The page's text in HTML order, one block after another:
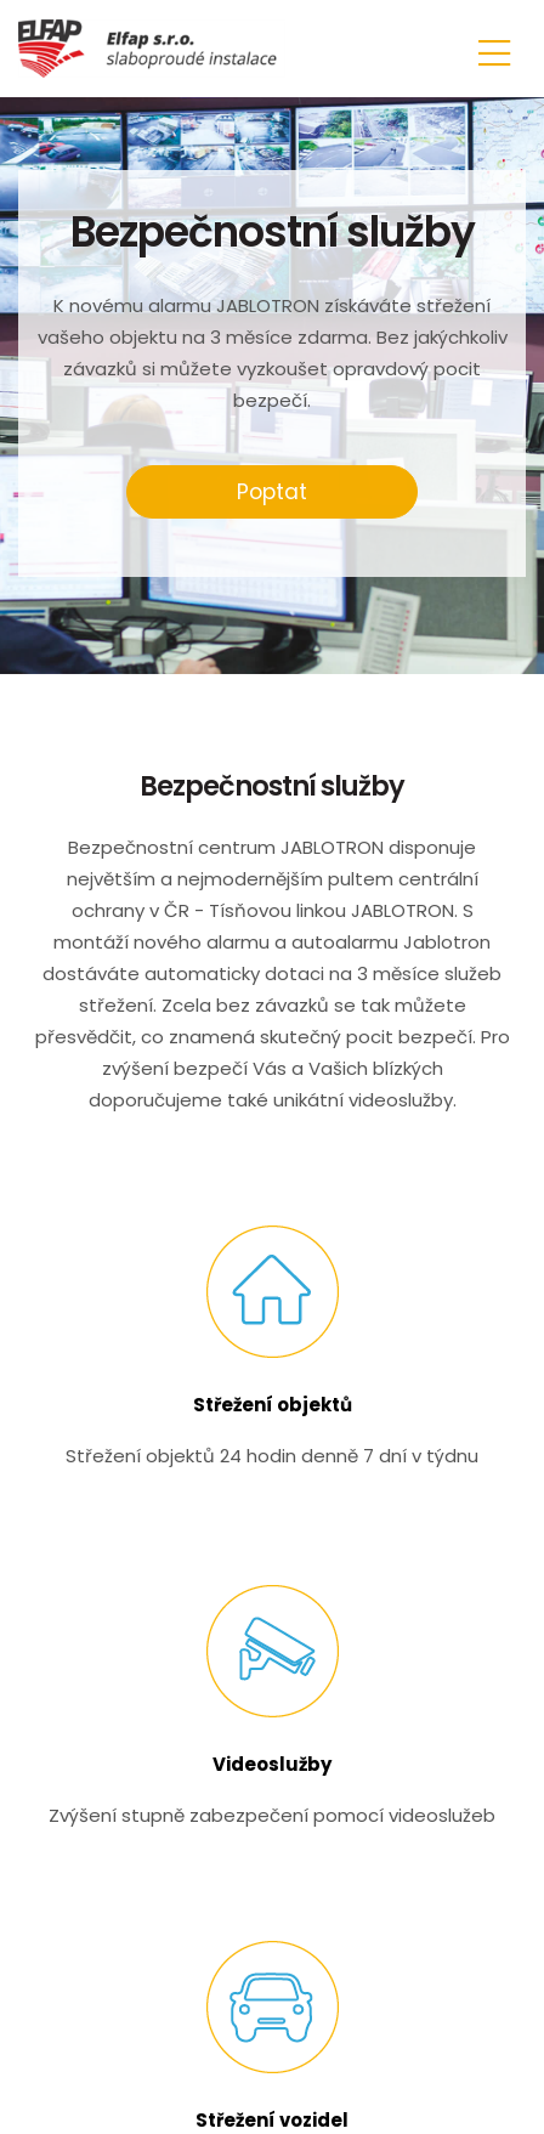
Bezpečnostní služby
K novému alarmu JABLOTRON získáváte střežení
vašeho objektu na 3 měsíce zdarma. Bez jakýchkoliv
závazků si můžete vyzkoušet opravdový pocit
bezpečí.
Poptat
Bezpečnostní služby
Bezpečnostní centrum JABLOTRON disponuje
největším a nejmodernějším pultem centrální
ochrany v ČR - Tísňovou linkou JABLOTRON. S
montáží nového alarmu a autoalarmu Jablotron
dostáváte automaticky dotaci na 3 měsíce služeb
střežení. Zcela bez závazků se tak můžete
přesvědčit, co znamená skutečný pocit bezpečí. Pro
zvýšení bezpečí Vás a Vašich blízkých
doporučujeme také unikátní videoslužby.
Střežení objektů
Střežení objektů 24 hodin denně 7 dní v týdnu
Videoslužby
Zvýšení stupně zabezpečení pomocí videoslužeb
Střežení vozidel